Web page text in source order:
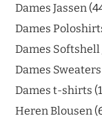
Dames Jassen
Dames
Dames Softshell
Dames Sweaters
Dames t-shirts
Heren Blousen